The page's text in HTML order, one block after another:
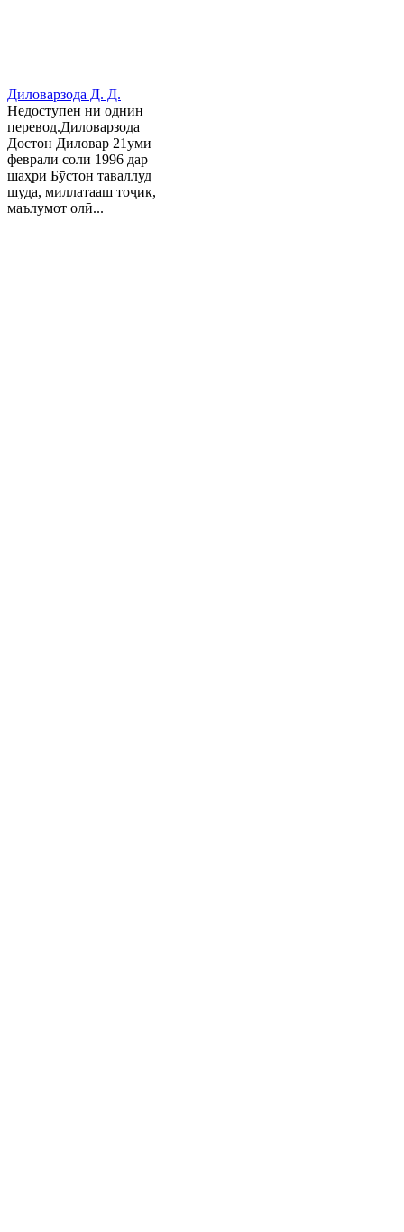
Диловарзода Д. Д.
Недоступен ни однин
перевод.Диловарзода
Достон Диловар 21уми
феврали соли 1996 дар
шаҳри Бӯстон таваллуд
шуда, миллатааш тоҷик,
маълумот олӣ...